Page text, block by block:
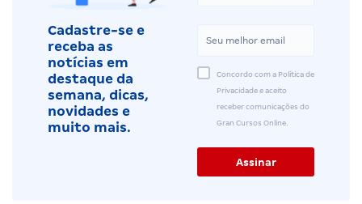
Cadastre-se e
receba as
notícias em
destaque da
semana, dicas,
novidades e
muito mais.
Concordo com a Política de
Privacidade e aceito
receber comunicações do
Gran Cursos Online.